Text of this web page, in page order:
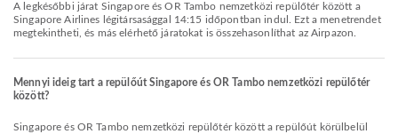
A legkésőbbi járat Singapore és OR Tambo nemzetközi repülőtér között a
Singapore Airlines légitársasággal 14:15 időpontban indul. Ezt a menetrendet
megtekintheti, és más elérhető járatokat is összehasonlíthat az Airpazon.
Mennyi ideig tart a repülőút Singapore és OR Tambo nemzetközi repülőtér
között?
Singapore és OR Tambo nemzetközi repülőtér között a repülőút körülbelül